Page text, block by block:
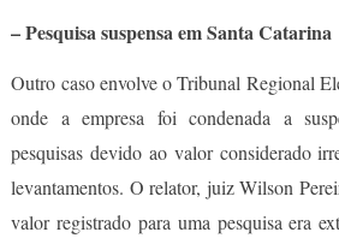
– Pesquisa suspensa em Santa Catarina
Outro caso envolve o Tribunal Regional
onde a empresa foi condenada a
pesquisas devido ao valor considerado
levantamentos. O relator, juiz Wilson
valor registrado para uma pesquisa era